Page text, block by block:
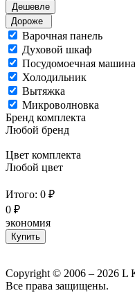
Дешевле
Дороже
Варочная панель
Духовой шкаф
Посудомоечная машина
Холодильник
Вытяжка
Микроволновка
Бренд комплекта
Любой бренд
Цвет комплекта
Любой цвет
Итого: 0 ₽
0 ₽
экономия
Купить
Copyright © 2006 –
Все права защищены.